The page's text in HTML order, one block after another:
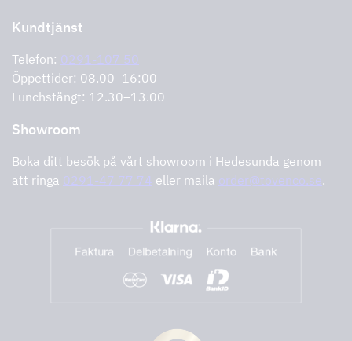
Cookies
Integritetspolicy
Retur av produkt
Support och service
Kundtjänst
Telefon: 0291-107 50
Öppettider: 08.00–16:00
Lunchstängt: 12.30–13.00
Showroom
Boka ditt besök på vårt showroom i Hedesunda genom
att ringa 0291-47 77 74 eller maila order@tovenco.se.